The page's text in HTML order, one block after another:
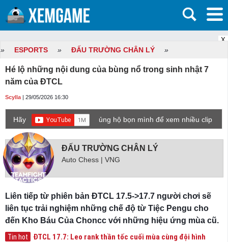
X
» ESPORTS » ĐẤU TRƯỜNG CHÂN LÝ »
Hé lộ những nội dung của bùng nổ trong sinh nhật 7
năm của ĐTCL
Scylla | 29/05/2026 16:30
Hãy
ủng hộ bọn mình để xem nhiều clip
game mới hơn nhé!
ĐẤU TRƯỜNG CHÂN LÝ
Auto Chess | VNG
Liên tiếp từ phiên bản ĐTCL 17.5->17.7 người chơi sẽ
liên tục trải nghiệm những chế độ từ Tiệc Pengu cho
đến Kho Báu Của Choncc với những hiệu ứng mùa cũ.
Tin hot
ĐTCL 17.7: Leo rank thần tốc cuối mùa cùng đội hình